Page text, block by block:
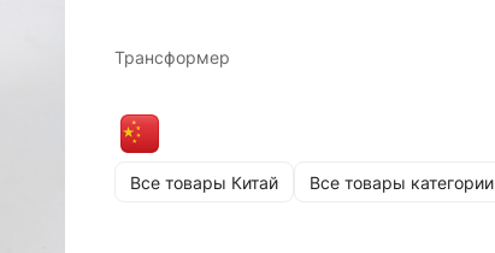
Трансформер
Все товары Китай Все товары категории